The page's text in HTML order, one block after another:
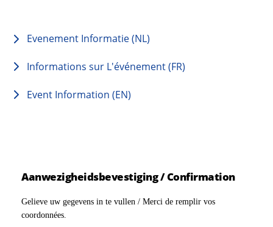
Evenement Informatie (NL)
Informations sur L'événement (FR)
Event Information (EN)
Aanwezigheidsbevestiging / Confirmation
Gelieve uw gegevens in te vullen / Merci de remplir vos
coordonnées.